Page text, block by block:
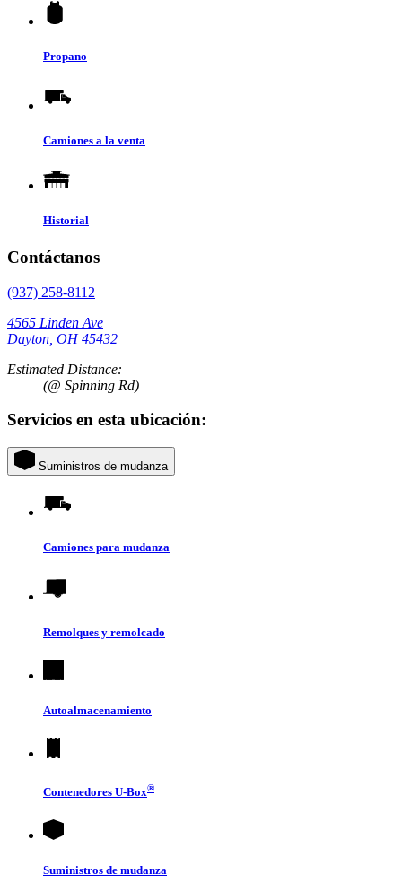
Propano
Camiones a la venta
Historial
Contáctanos
(937) 258-8112
4565 Linden Ave
Dayton, OH 45432
Estimated Distance:
(@ Spinning Rd)
Servicios en esta ubicación:
Suministros de mudanza
Camiones para mudanza
Remolques y remolcado
Autoalmacenamiento
Contenedores U-Box®
Suministros de mudanza